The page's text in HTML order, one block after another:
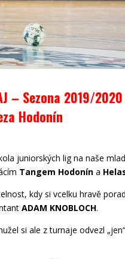
– Sezona 2019/2020
Hodonín
juniorských lig na naše
Tangem Hodonína
kdy si vcelku hravě
ADAM KNOBLOCH.
si ale z turnaje odvezl